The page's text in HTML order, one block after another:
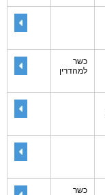
כשר
למהדרין
כשר